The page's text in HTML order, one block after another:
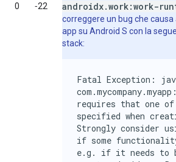
0
‑22
androidx.work:work-
correggere un bug che
app su Android S con la
stack:
Fatal Exception:
requires that one of
specified when
Strongly consider
if some
e.g. if it needs to